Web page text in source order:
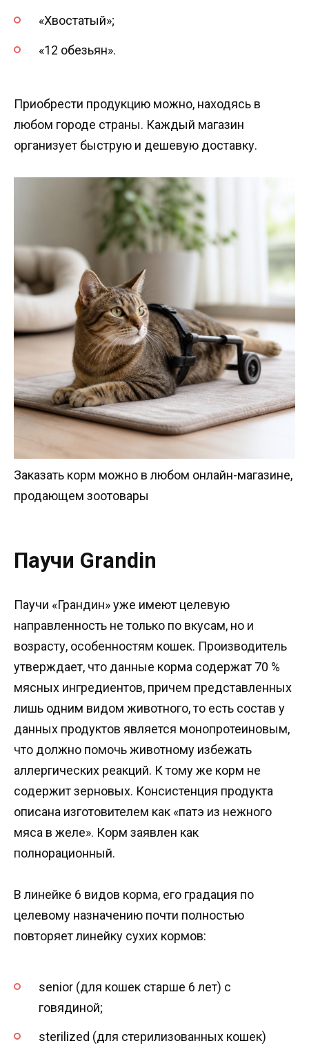
«Хвостатый»;
«12 обезьян».
Приобрести продукцию можно, находясь в
любом городе страны. Каждый магазин
организует быструю и дешевую доставку.
Заказать корм можно в любом онлайн-магазине,
продающем зоотовары
Паучи Grandin
Паучи «Грандин» уже имеют целевую
направленность не только по вкусам, но и
возрасту, особенностям кошек. Производитель
утверждает, что данные корма содержат 70 %
мясных ингредиентов, причем представленных
лишь одним видом животного, то есть состав у
данных продуктов является монопротеиновым,
что должно помочь животному избежать
аллергических реакций. К тому же корм не
содержит зерновых. Консистенция продукта
описана изготовителем как «патэ из нежного
мяса в желе». Корм заявлен как
полнорационный.
В линейке 6 видов корма, его градация по
целевому назначению почти полностью
повторяет линейку сухих кормов:
senior (для кошек старше 6 лет) с
говядиной;
sterilized (для стерилизованных кошек)